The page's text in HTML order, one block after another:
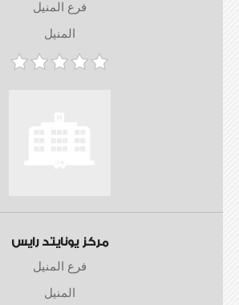
فرع المنيل
المنيل
مركز يونايتد رايس
فرع المنيل
المنيل